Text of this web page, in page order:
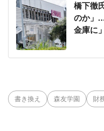
橋下徹
のか」
金庫に
書き換え 森友学園 財